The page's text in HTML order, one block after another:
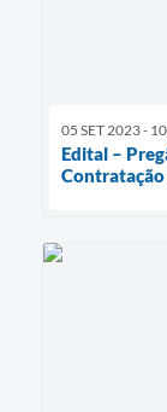
05 SET 2023 -
Edital –
Contratação